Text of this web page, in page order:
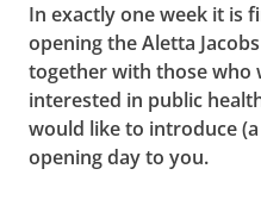
In exactly one week it is
opening the Aletta
together with those who
interested in public
would like to introduce
opening day to you.